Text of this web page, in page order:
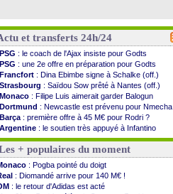
et transferts 24h/24
PSG : le coach de l'Ajax insiste pour Godts
PSG : une 2e offre en préparation pour Godts
Francfort : Dina Ebimbe signe à Schalke (off.)
Strasbourg : Saïdou Sow prêté à Nantes (off.)
Monaco : Filipe Luis aimerait garder Balogun
Dortmund : Newcastle est prévenu pour Nmecha
Barça : première offre à 45 M€ pour Rodri ?
Argentine : le soutien très appuyé à Infantino
Tottenham: Van de Ven va prolonger
Barça: l'agent de Rodri confirme !
: la CAF soutient Infantino
2030 : Rubiales charge Infantino et ...
: Embolo a des pistes alléchantes
d'Ivoire : Renard affiche ses ambitions
+ populaires du moment
: Pogba pointé du doigt
: Diomandé arrive pour 140 M€ !
: le retour d'Adidas est acté